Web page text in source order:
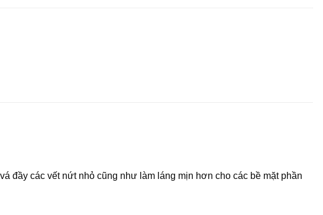
đầy các vết nứt nhỏ cũng như làm láng mịn hơn cho các bề mặt phần